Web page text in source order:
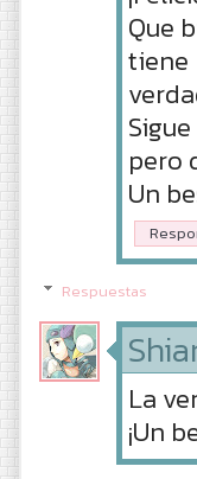
Que
pero
Un
Respuestas
La
¡Un